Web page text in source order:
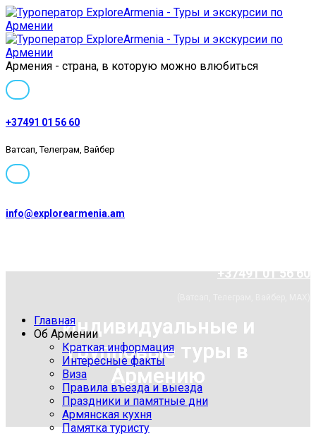
Армения - страна, в которую можно влюбиться
+37491 01 56 60
Ватсап, Телеграм, Вайбер
info@explorearmenia.am
+37491 01 56 60
Главная
Об Армении
Краткая информация
Интересные факты
Виза
Правила въезда и выезда
Праздники и памятные дни
Армянская кухня
Памятка туристу
Индивидуальные и
групповые туры в
Армению